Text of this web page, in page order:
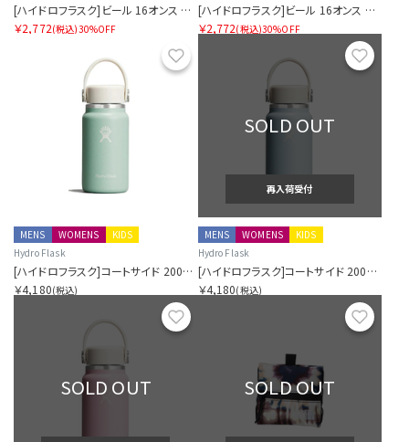
[ハイドロフラスク]ビール 16オンス クーラー カップ
￥2,772(税込)30%OFF
[ハイドロフラスク]ビール 16オンス クーラー カップ
￥2,772(税込)30%OFF
MENS WOMENS
KIDS
Hydro Flask
[ハイドロフラスク]コートサイド 200ミリリットル マイクロ ハイドロ シケイダグリーン
￥4,180(税込)
SOLD OUT
再入荷受付
MENS WOMENS
KIDS
Hydro Flask
[ハイドロフラスク]コートサイド 200ミリリットル マイクロ ハイドロ シーラスブルー
￥4,180(税込)
お気に入り
SOLD OUT SOLD OUT